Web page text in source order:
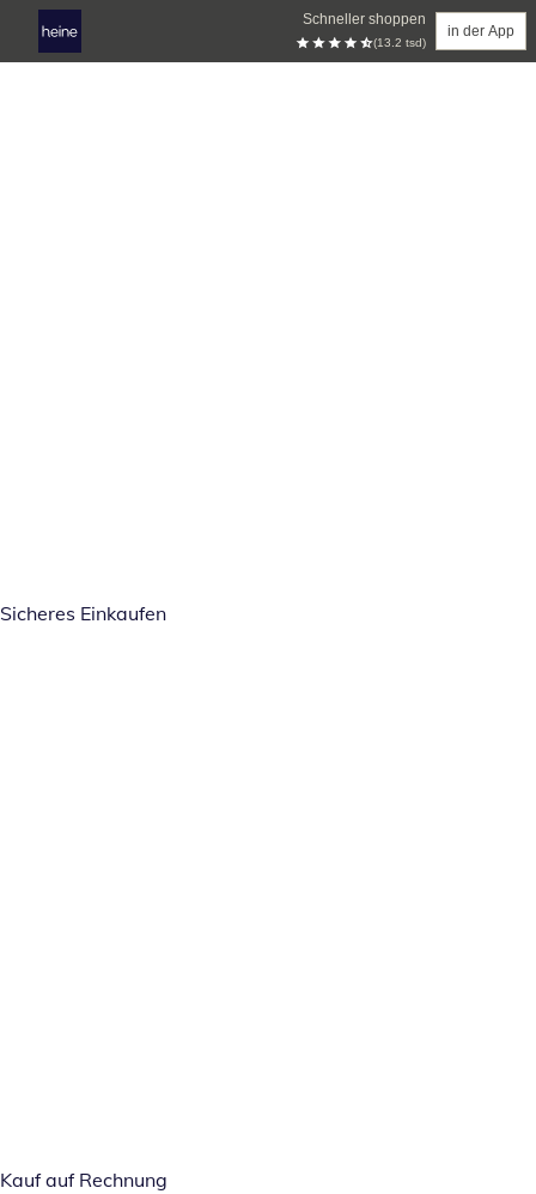
Schneller shoppen
(13.2 tsd)
in der App
Sicheres Einkaufen
Kauf auf Rechnung